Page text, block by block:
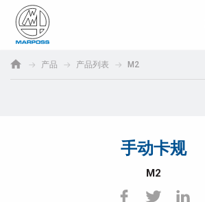
S.p.A.
产品 产品列表 M2
手动卡规
M2
Deutsch
Español
日本語 (Japanese)
登录